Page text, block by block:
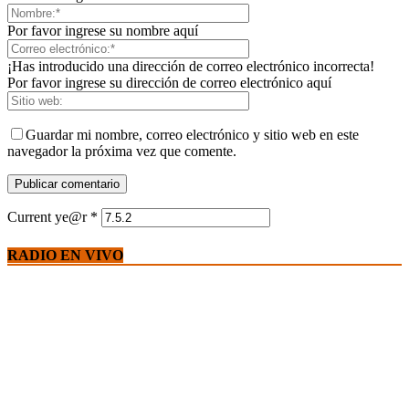
Por favor ingrese su nombre aquí
¡Has introducido una dirección de correo electrónico incorrecta!
Por favor ingrese su dirección de correo electrónico aquí
Guardar mi nombre, correo electrónico y sitio web en este
navegador la próxima vez que comente.
Current ye@r *
RADIO EN VIVO